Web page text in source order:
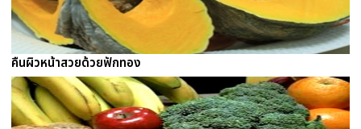
คืนผิวหน้าสวยด้วยฟักทอง